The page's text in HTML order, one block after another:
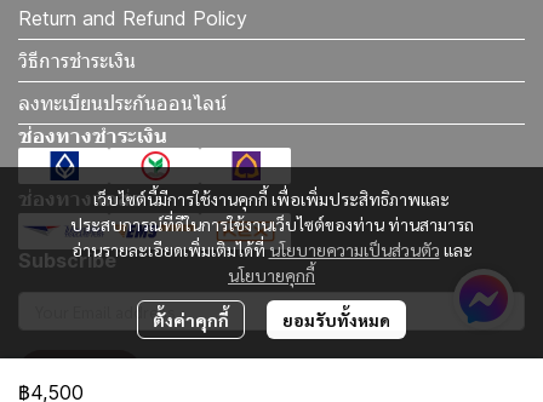
฿4,500
เว็บไซต์นี้มีการใช้งานคุกกี้ เพื่อเพิ่มประสิทธิภาพและ
ประสบการณ์ที่ดีในการใช้งานเว็บไซต์ของท่าน ท่านสามารถ
อ่านรายละเอียดเพิ่มเติมได้ที่นโยบายความเป็นส่วนตัว และ
นโยบายคุกกี้
ตั้งค่าคุกกี้ ยอมรับทั้งหมด
Return and Refund Policy
วิธีการชำระเงิน
ลงทะเบียนประกันออนไลน์
ช่องทางชำระเงิน
ช่องทางจัดส่ง
Subscribe